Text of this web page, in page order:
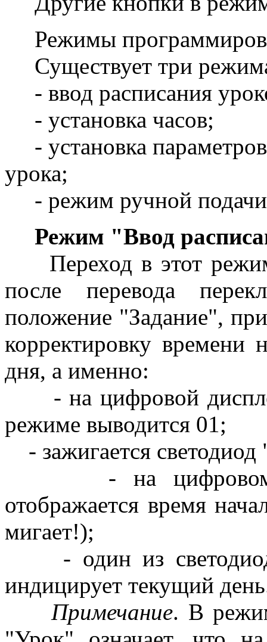
Режимы
Существует три
- ввод расписания
- установка часов;
- установка
урока;
- режим ручной подачи
Режим "Ввод
Переход в этот режим
после перевода
положение "Задание",
корректировку времени
дня, а именно:
- на цифровой
режиме выводится 01;
- зажигается
- на цифровом
отображается время
- один из
индицирует текущий
Примечание. В